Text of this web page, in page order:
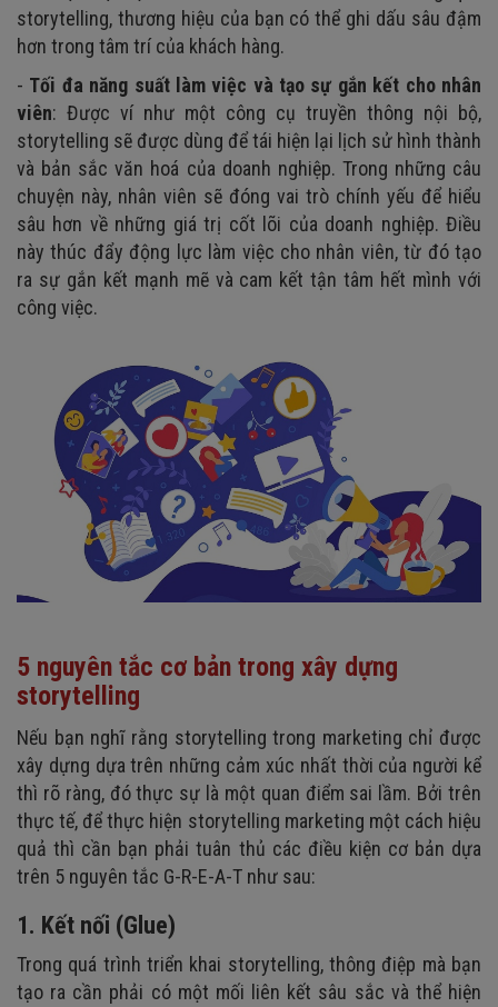
storytelling, thương hiệu của bạn có thể ghi dấu sâu đậm
hơn trong tâm trí của khách hàng.
- Tối đa năng suất làm việc và tạo sự gắn kết cho nhân
viên: Được ví như một công cụ truyền thông nội bộ,
storytelling sẽ được dùng để tái hiện lại lịch sử hình thành
và bản sắc văn hoá của doanh nghiệp. Trong những câu
chuyện này, nhân viên sẽ đóng vai trò chính yếu để hiểu
sâu hơn về những giá trị cốt lõi của doanh nghiệp. Điều
này thúc đẩy động lực làm việc cho nhân viên, từ đó tạo
ra sự gắn kết mạnh mẽ và cam kết tận tâm hết mình với
công việc.
5 nguyên tắc cơ bản trong xây dựng
storytelling
Nếu bạn nghĩ rằng storytelling trong marketing chỉ được
xây dựng dựa trên những cảm xúc nhất thời của người kể
thì rõ ràng, đó thực sự là một quan điểm sai lầm. Bởi trên
thực tế, để thực hiện storytelling marketing một cách hiệu
quả thì cần bạn phải tuân thủ các điều kiện cơ bản dựa
trên 5 nguyên tắc G-R-E-A-T như sau:
1. Kết nối (Glue)
Trong quá trình triển khai storytelling, thông điệp mà bạn
tạo ra cần phải có một mối liên kết sâu sắc và thể hiện